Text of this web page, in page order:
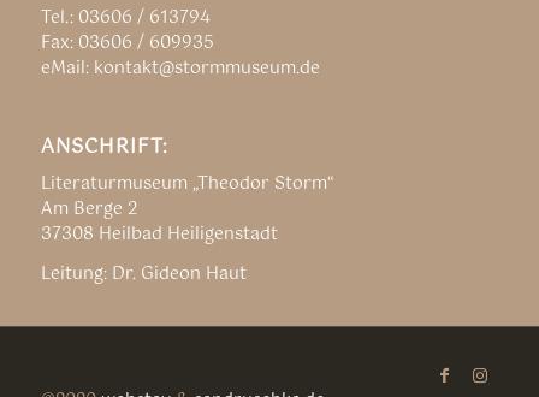
Tel.: 03606 / 613794
Fax: 03606 / 609935
eMail: kontakt@stormmuseum.de
ANSCHRIFT:
Literaturmuseum „Theodor Storm“
Am Berge 2
37308 Heilbad Heiligenstadt
Leitung: Dr. Gideon Haut